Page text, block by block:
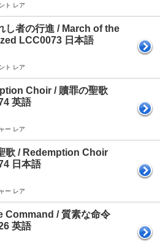
ト レア
し者の行進 / March of the
LCC0073 日本語
ト レア
Choir / 贖罪の聖歌
英語
ー レア
歌 / Redemption Choir
日本語
ー レア
Command / 質素な命令
英語